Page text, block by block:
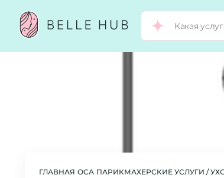
ГЛАВНАЯ ОСА ПАРИКМАХЕРСКИЕ УСЛУГИ /